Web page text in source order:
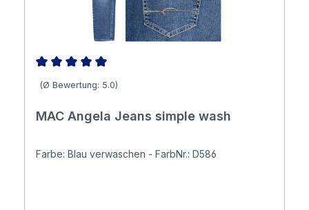
Durchschnittliche Bewertung von 5 von 5 Sternen
(Ø Bewertung: 5.0)
MAC Angela Jeans simple wash
Farbe: Blau verwaschen - FarbNr.: D586